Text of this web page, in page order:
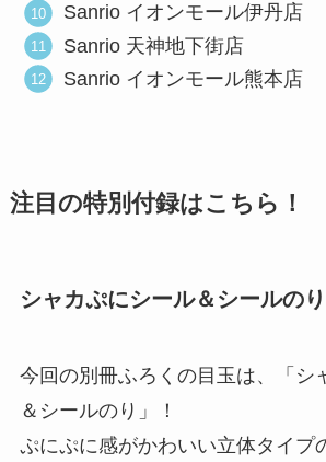
Sanrio イオンモール伊丹店
Sanrio 天神地下街店
Sanrio イオンモール熊本店
注目の特別付録はこちら！
シャカぷにシール＆シールのり
今回の別冊ふろくの目玉は、「シ
＆シールのり」！
ぷにぷに感がかわいい立体タイプ